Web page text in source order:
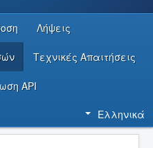
Λήψεις
Τεχνικές Απαιτήσεις
API
Ελληνικά